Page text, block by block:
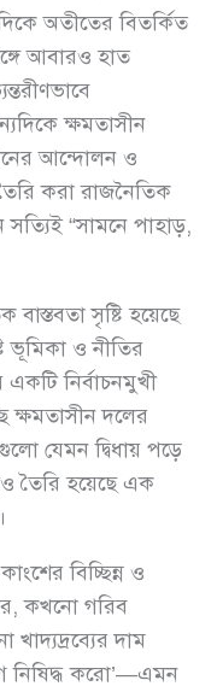
অতীতের বিতর্কিত
আবারও হাত
ক্ষমতাসীন
আন্দোলন ও
করা রাজনৈতিক
“সামনে পাহাড়,
সৃষ্টি হয়েছে
ভূমিকা ও নীতির
একটি নির্বাচনমুখী
ক্ষমতাসীন দলের
যেমন দ্বিধায় পড়ে
তৈরি হয়েছে এক
বিচ্ছিন্ন ও
কখনো গরিব
দাম
করো’—এমন